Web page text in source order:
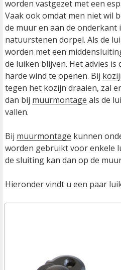
worden vastgezet met een
Vaak ook omdat men niet wil
de muur en aan de
natuurstenen dorpel. Als de
worden met een
de luiken blijven. Het advies
harde wind te openen. Bij
tegen het kozijn draaien, zal
dan bij muurmontage als de
vallen.
Bij muurmontage kunnen
worden gebruikt voor enkele
de sluiting kan dan op de
Hieronder vindt u een paar